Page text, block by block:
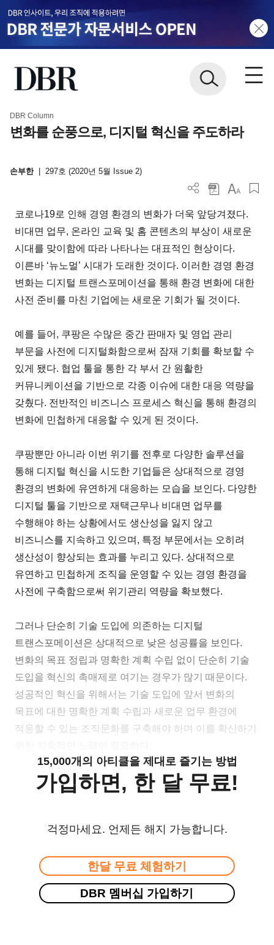
DBR Column
변화를 순풍으로, 디지털 혁신을 주도하라
손부한 297호 (2020년 5월 Issue 2)
코로나19로 인해 경영 환경의 변화가 더욱 앞당겨졌다.
비대면 업무, 온라인 교육 및 홈 콘텐츠의 부상이 새로운
시대를 맞이함에 따라 나타나는 대표적인 현상이다.
이른바 ‘뉴노멀’ 시대가 도래한 것이다. 이러한 경영 환경
변화는 디지털 트랜스포메이션을 통해 환경 변화에 대한
사전 준비를 마친 기업에는 새로운 기회가 될 것이다.
예를 들어, 쿠팡은 수많은 중간 판매자 및 영업 관리
부문을 사전에 디지털화함으로써 잠재 기회를 확보할 수
있게 됐다. 협업 툴을 통한 각 부서 간 원활한
커뮤니케이션을 기반으로 각종 이슈에 대한 대응 역량을
갖췄다. 전반적인 비즈니스 프로세스 혁신을 통해 환경의
변화에 민첩하게 대응할 수 있게 된 것이다.
쿠팡뿐만 아니라 이번 위기를 전후로 다양한 솔루션을
통해 디지털 혁신을 시도한 기업들은 상대적으로 경영
환경의 변화에 유연하게 대응하는 모습을 보인다. 다양한
디지털 툴을 기반으로 재택근무나 비대면 업무를
수행해야 하는 상황에서도 생산성을 잃지 않고
비즈니스를 지속하고 있으며, 특정 부문에서는 오히려
생산성이 향상되는 효과를 누리고 있다. 상대적으로
유연하고 민첩하게 조직을 운영할 수 있는 경영 환경을
사전에 구축함으로써 위기관리 역량을 확보했다.
그러나 단순히 기술 도입에 의존하는 디지털
트랜스포메이션은 상대적으로 낮은 성공률을 보인다.
변화의 목표 정립과 명확한 계획 수립 없이 단순히 기술
도입을 혁신의 촉매제로 여기는 경우가 많기 때문이다.
성공적인 혁신을 위해서는 기술 도입에 앞서 변화의
목표에 대한 명확한 계획 수립과 새로운 업무 환경에
적응할 수 있는 조직문화를 구축해야 하며 이를 확산하기
15,000개의 아티클을 제대로 즐기는 방법
가입하면, 한 달 무료!
걱정마세요. 언제든 해지 가능합니다.
한달 무료 체험하기
DBR 멤버십 가입하기